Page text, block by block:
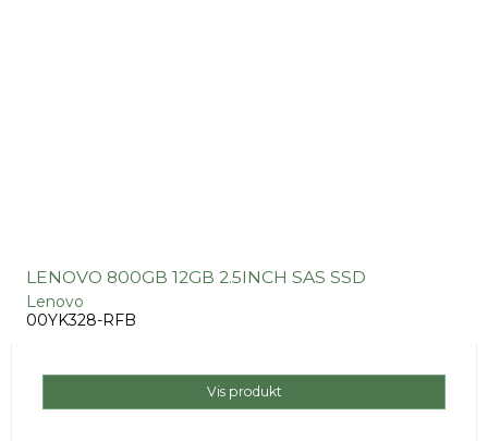
LENOVO 800GB 12GB 2.5INCH SAS SSD
Lenovo
00YK328-RFB
Vis produkt